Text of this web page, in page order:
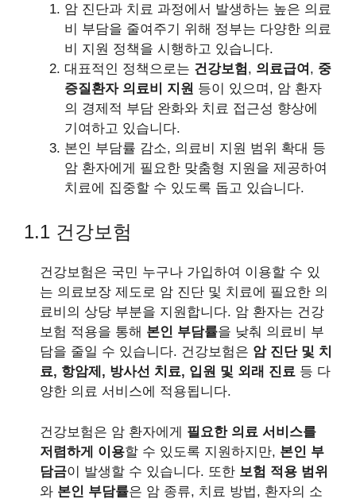
암 진단과 치료 과정에서 발생하는 높은 의료
비 부담을 줄여주기 위해 정부는 다양한 의료
비 지원 정책을 시행하고 있습니다.
대표적인 정책으로는 건강보험, 의료급여 , 중
증질환자 의료비 지원 등이 있으며, 암 환자
의 경제적 부담 완화와 치료 접근성 향상에
기여하고 있습니다.
본인 부담률 감소, 의료비 지원 범위 확대 등
암 환자에게 필요한 맞춤형 지원을 제공하여
치료에 집중할 수 있도록 돕고 있습니다.
1.1 건강보험
건강보험은 국민 누구나 가입하여 이용할 수 있
는 의료보장 제도로 암 진단 및 치료에 필요한 의
료비의 상당 부분을 지원합니다. 암 환자는 건강
보험 적용을 통해 본인 부담률을 낮춰 의료비 부
담을 줄일 수 있습니다. 건강보험은 암 진단 및 치
료, 항암제, 방사선 치료, 입원 및 외래 진료 등 다
양한 의료 서비스에 적용됩니다.
건강보험은 암 환자에게 필요한 의료 서비스를
저렴하게 이용할 수 있도록 지원하지만, 본인 부
담금이 발생할 수 있습니다. 또한 보험 적용 범위
와 본인 부담률은 암 종류, 치료 방법, 환자의 소